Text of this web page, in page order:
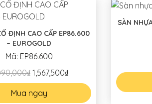
ĐỊNH CAO CẤP EP86.600
– EUROGOLD
Mã: EP86.600
1,567,500₫
Mua ngay
SÀN